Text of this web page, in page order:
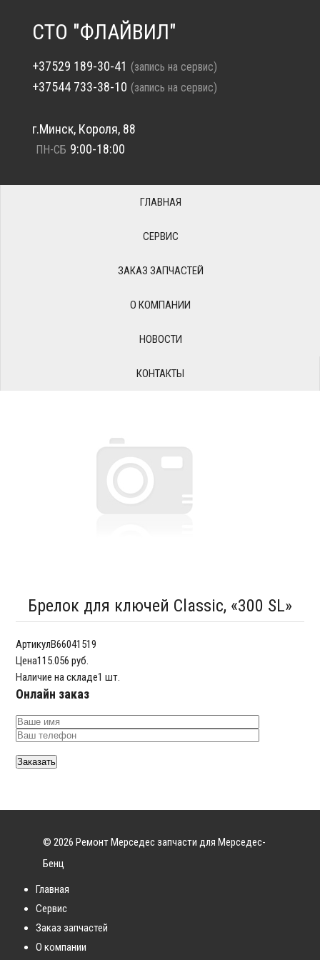
СТО "ФЛАЙВИЛ"
+37529 189-30-41 (запись на сервис)
+37544 733-38-10 (запись на сервис)
г.Минск, Короля, 88
ПН-СБ 9:00-18:00
ГЛАВНАЯ
СЕРВИС
ЗАКАЗ ЗАПЧАСТЕЙ
О КОМПАНИИ
НОВОСТИ
КОНТАКТЫ
Брелок для ключей Classic, «300 SL»
АртикулB66041519
Цена115.056 руб.
Наличие на складе1 шт.
Онлайн заказ
© 2026 Ремонт Мерседес запчасти для Мерседес-
Бенц
Главная
Сервис
Заказ запчастей
О компании